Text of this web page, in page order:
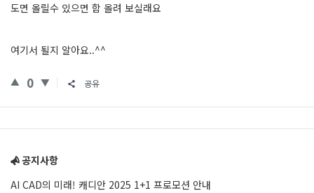
도면 올릴수 있으면 함 올려 보실래요
여기서 될지 알아요..^^
0 공유
공지사항
AI CAD의 미래! 캐디안 2025 1+1 프로모션 안내